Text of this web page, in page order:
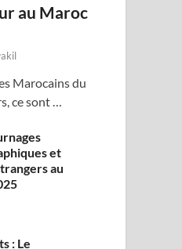
au Maroc
Marocains du
ce sont …
et
au
: Le